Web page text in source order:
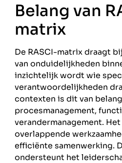
Belang van
matrix
De RASCI-matrix draagt
van onduidelijkheden
inzichtelijk wordt wie
verantwoordelijkheden
contexten is dit van
procesmanagement,
verandermanagement.
overlappende
efficiënte samenwerking.
ondersteunt het